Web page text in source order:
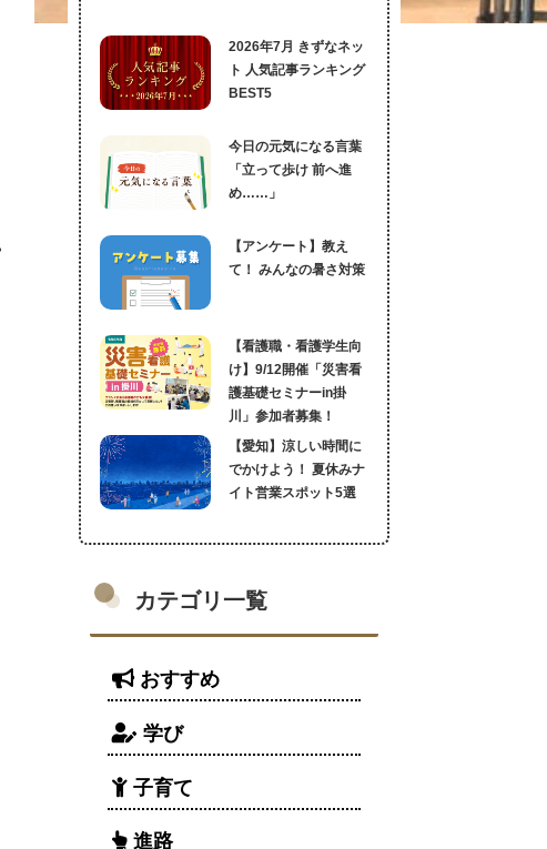
2026年7月 きずなネッ
ト 人気記事ランキング
BEST5
今日の元気になる言葉
「立って歩け 前へ進
め……」
【アンケート】教え
て！ みんなの暑さ対策
【看護職・看護学生向
け】9/12開催「災害看
護基礎セミナーin掛
川」参加者募集！
【愛知】涼しい時間に
でかけよう！ 夏休みナ
イト営業スポット5選
カテゴリ一覧
おすすめ
学び
子育て
進路